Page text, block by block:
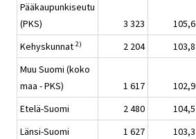
Pääkaupunkiseutu
(PKS)
3 323 105,6
Kehyskunnat 2) 2 204 103,8
Muu Suomi (koko
maa - PKS)
1 617 102,9
Etelä-Suomi
2 480 104,5
Länsi-Suomi
1 627 103,3